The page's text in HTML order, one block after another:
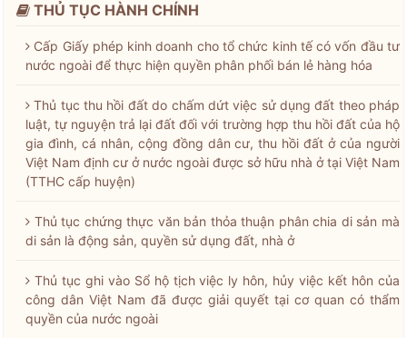
THỦ TỤC HÀNH CHÍNH
Cấp Giấy phép kinh doanh cho tổ chức kinh tế có vốn đầu tư
nước ngoài để thực hiện quyền phân phối bán lẻ hàng hóa
Thủ tục thu hồi đất do chấm dứt việc sử dụng đất theo pháp
luật, tự nguyện trả lại đất đối với trường hợp thu hồi đất của hộ
gia đình, cá nhân, cộng đồng dân cư, thu hồi đất ở của người
Việt Nam định cư ở nước ngoài được sở hữu nhà ở tại Việt Nam
(TTHC cấp huyện)
Thủ tục chứng thực văn bản thỏa thuận phân chia di sản mà
di sản là động sản, quyền sử dụng đất, nhà ở
Thủ tục ghi vào Sổ hộ tịch việc ly hôn, hủy việc kết hôn của
công dân Việt Nam đã được giải quyết tại cơ quan có thẩm
quyền của nước ngoài